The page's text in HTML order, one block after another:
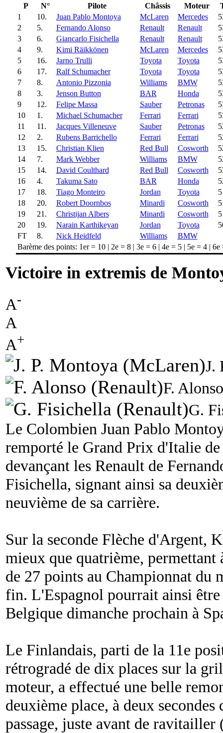
P N° Pilote Châssis Moteur
1
10. Juan Pablo Montoya McLaren Mercedes
2
5. Fernando Alonso Renault Renault
3
6. Giancarlo Fisichella Renault Renault
4
9. Kimi Räikkönen McLaren Mercedes
5
16. Jarno Trulli Toyota Toyota
6
17. Ralf Schumacher Toyota Toyota
7
8. Antonio Pizzonia Williams BMW
8
3. Jenson Button BAR Honda
9
12. Felipe Massa Sauber Petronas
10
1. Michael Schumacher Ferrari Ferrari
11
11. Jacques Villeneuve Sauber Petronas
12
2. Rubens Barrichello Ferrari Ferrari
13
15. Christian Klien Red Bull Cosworth
14
7. Mark Webber Williams BMW
15
14. David Coulthard Red Bull Cosworth
16
4. Takuma Sato BAR Honda
17
18. Tiago Monteiro Jordan Toyota
18
20. Robert Doornbos Minardi Cosworth
19
21. Christijan Albers Minardi Cosworth
20
19. Narain Karthikeyan Jordan Toyota
FT
8. Nick Heidfeld Williams
BMW
Barème des points: 1er = 10 | 2e = 8 | 3e = 6 | 4e = 5 | 5e = 4 |
Victoire in extremis de
A-
A
A+
J.
F.
G.
Le Colombien Juan Pablo
remporté le Grand Prix d'Italie
devançant les Renault de
Fisichella, signant ainsi sa
neuvième de sa carrière.
Sur la seconde Flèche d'Argent,
mieux que quatrième, permettant
de 27 points au Championnat du
fin. L'Espagnol pourrait ainsi être
Belgique dimanche prochain à
Le Finlandais, parti de la 11e
rétrogradé de dix places sur la
moteur, a effectué une belle
deuxième place, à deux
passage, juste avant de ravitailler